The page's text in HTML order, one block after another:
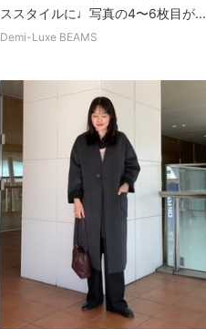
ススタイルに♩写真の4〜6枚目が...
Demi-Luxe BEAMS